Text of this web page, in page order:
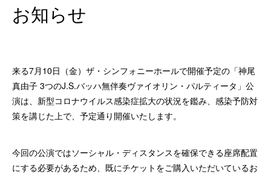
お知らせ
来る7月10日（金）ザ・シンフォニーホールで開催予定の「神尾
真由子 3つのJ.S.バッハ無伴奏ヴァイオリン・パルティータ」公
演は、新型コロナウイルス感染症拡大の状況を鑑み、感染予防対
策を講じた上で、予定通り開催いたします。
今回の公演ではソーシャル・ディスタンスを確保できる座席配置
にする必要があるため、既にチケットをご購入いただいているお